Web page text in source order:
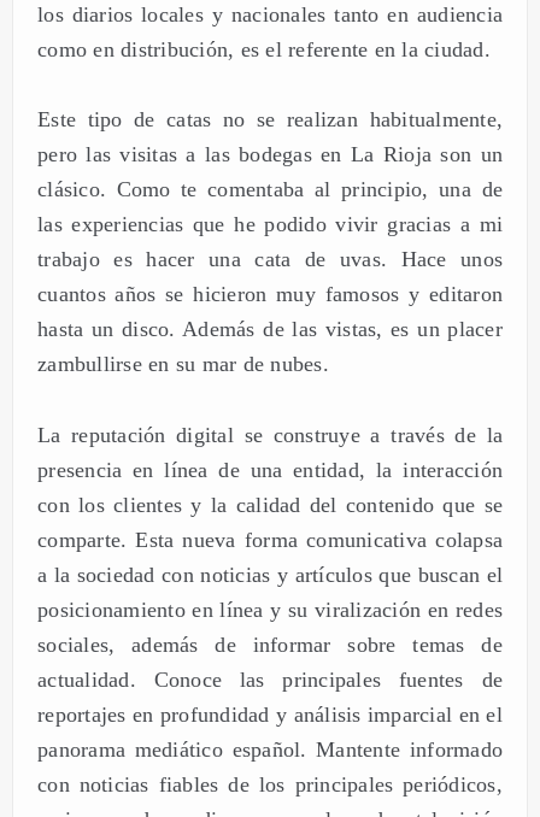
los diarios locales y nacionales tanto en audiencia
como en distribución, es el referente en la ciudad.
Este tipo de catas no se realizan habitualmente,
pero las visitas a las bodegas en La Rioja son un
clásico. Como te comentaba al principio, una de
las experiencias que he podido vivir gracias a mi
trabajo es hacer una cata de uvas. Hace unos
cuantos años se hicieron muy famosos y editaron
hasta un disco. Además de las vistas, es un placer
zambullirse en su mar de nubes.
La reputación digital se construye a través de la
presencia en línea de una entidad, la interacción
con los clientes y la calidad del contenido que se
comparte. Esta nueva forma comunicativa colapsa
a la sociedad con noticias y artículos que buscan el
posicionamiento en línea y su viralización en redes
sociales, además de informar sobre temas de
actualidad. Conoce las principales fuentes de
reportajes en profundidad y análisis imparcial en el
panorama mediático español. Mantente informado
con noticias fiables de los principales periódicos,